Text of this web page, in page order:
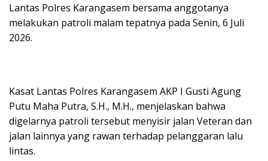
Lantas Polres Karangasem bersama anggotanya
melakukan patroli malam tepatnya pada Senin, 6 Juli
2026.
Kasat Lantas Polres Karangasem AKP I Gusti Agung
Putu Maha Putra, S.H., M.H., menjelaskan bahwa
digelarnya patroli tersebut menyisir jalan Veteran dan
jalan lainnya yang rawan terhadap pelanggaran lalu
lintas.